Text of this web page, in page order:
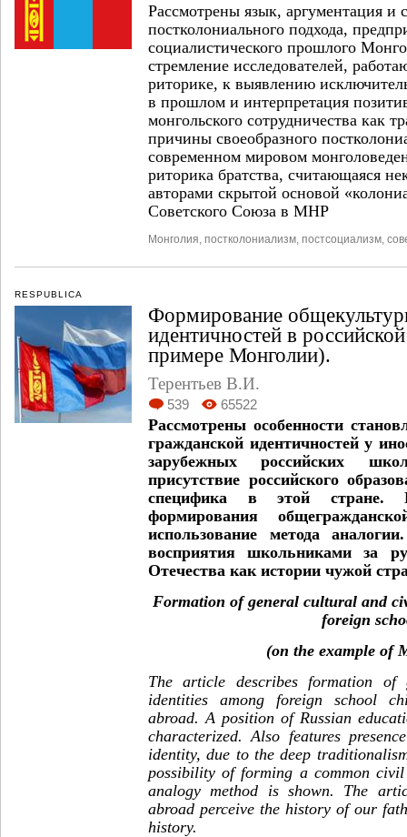
Рассмотрены язык, аргументация и
постколониального подхода,
социалистического прошлого
стремление исследователей,
риторике, к выявлению
в прошлом и интерпретация
монгольского сотрудничества как
причины своеобразного
современном мировом
риторика братства, считающаяся
авторами скрытой основой
Советского Союза в МНР
Монголия постколониализм постсоциализм
RESPUBLICA
Формирование
идентичностей в
примере Монголии).
Терентьев В.И.
539 65522
Рассмотрены особенности
гражданской идентичностей у
зарубежных российских
присутствие российского
специфика в этой стране.
формирования
использование метода
восприятия школьниками за
Отечества как истории чужой
Formation of general cultural and
foreign
(on the example of
The article describes formation
identities among foreign school
abroad. A position of Russian
characterized. Also features
identity, due to the deep
possibility of forming a common
analogy method is shown. The
abroad perceive the history of our
history.